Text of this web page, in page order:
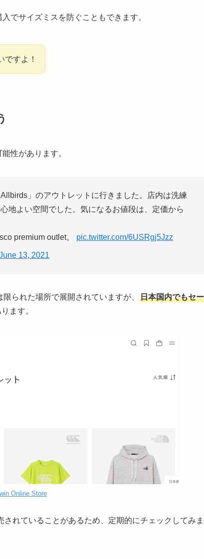
でサイズミスを防ぐこともできます。
ですよ！
性があります。
」のアウトレットに行きました。店内は洗練
地よい空間でした。気になるお値段は、定価から
premium outlet。 pic.twitter.com/6USRgj5Jzz
13, 2021
られた場所で展開されていますが、
日本国内でもセー
ます。
Online Store
れていることがあるため、定期的にチェックしてみま